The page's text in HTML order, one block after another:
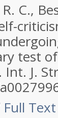
C.,
test
Int. J.
Full Text